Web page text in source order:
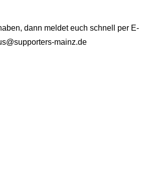
dann meldet euch schnell per E-
mainz.de